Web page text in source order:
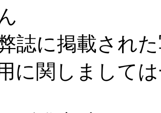
誌に掲載され
に関しまして